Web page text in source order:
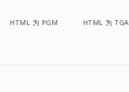
HTML 为 PGM HTML 为 TGA